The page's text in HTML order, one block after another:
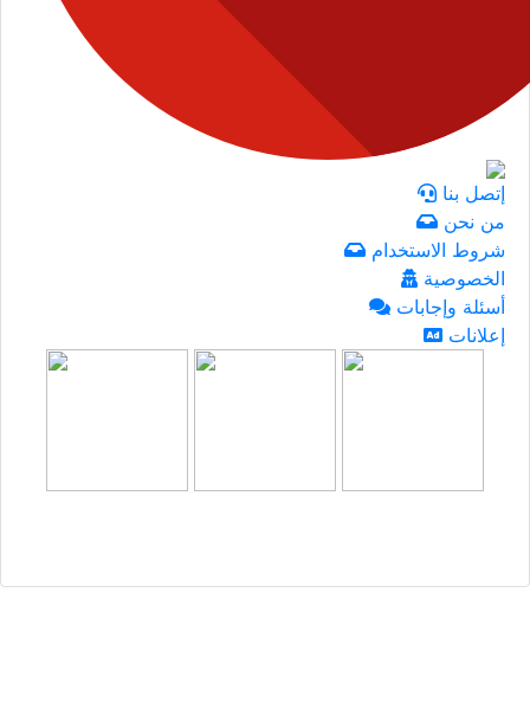
إتصل بنا
من نحن
شروط الاستخدام
الخصوصية
أسئلة وإجابات
إعلانات